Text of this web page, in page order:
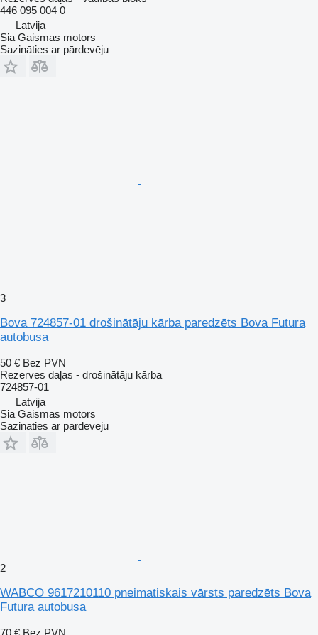
446 095 004 0
Latvija
Sia Gaismas motors
Sazināties ar pārdevēju
3
Bova 724857-01 drošinātāju kārba paredzēts Bova Futura
autobusa
50 € Bez PVN
Rezerves daļas - drošinātāju kārba
724857-01
Latvija
Sia Gaismas motors
Sazināties ar pārdevēju
2
WABCO 9617210110 pneimatiskais vārsts paredzēts Bova
Futura autobusa
70 € Bez PVN